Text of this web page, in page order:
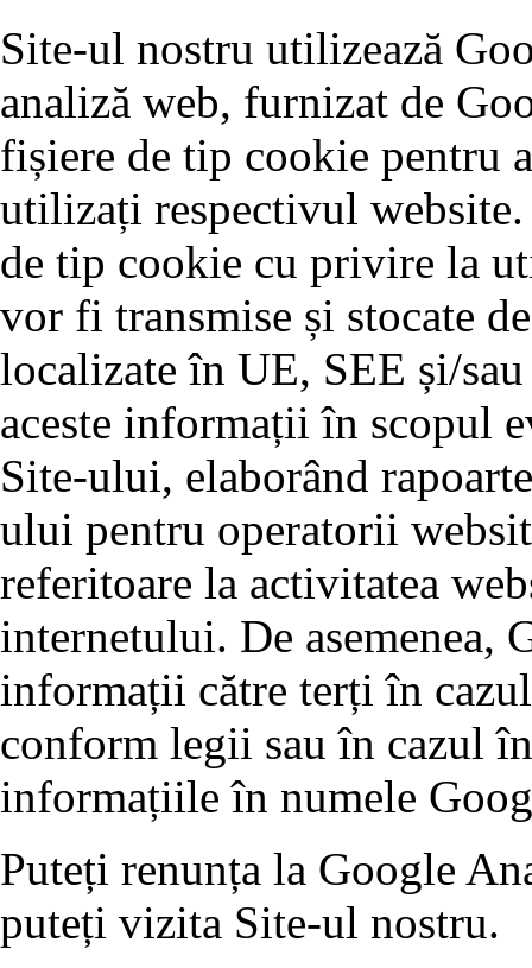
Site-ul nostru utilizează
analiză web, furnizat de
fișiere de tip cookie pentru
utilizați respectivul
de tip cookie cu privire la
vor fi transmise și stocate
localizate în UE, SEE și/
aceste informații în scopul
Site-ului, elaborând
ului pentru operatorii
referitoare la activitatea
internetului. De asemenea,
informații către terți în
conform legii sau în cazul
informațiile în numele
Puteți renunța la Google
puteți vizita Site-ul nostru.